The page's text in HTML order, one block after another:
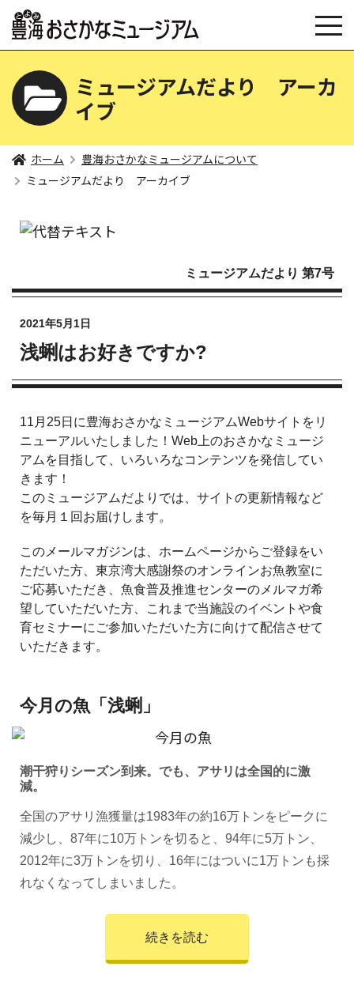
ミュージアムだより アーカ
イブ
ホーム
豊海おさかなミュージアムについて
ミュージアムだより アーカイブ
ミュージアムだより 第7号
2021年5月1日
浅蜊はお好きですか?
11月25日に豊海おさかなミュージアムWebサイトをリ
ニューアルいたしました！Web上のおさかなミュージ
アムを目指して、いろいろなコンテンツを発信してい
きます！
このミュージアムだよりでは、サイトの更新情報など
を毎月１回お届けします。
このメールマガジンは、ホームページからご登録をい
ただいた方、東京湾大感謝祭のオンラインお魚教室に
ご応募いただき、魚食普及推進センターのメルマガ希
望していただいた方、これまで当施設のイベントや食
育セミナーにご参加いただいた方に向けて配信させて
いただきます。
今月の魚「浅蜊」
潮干狩りシーズン到来。でも、アサリは全国的に激
減。
全国のアサリ漁獲量は1983年の約16万トンをピークに
減少し、87年に10万トンを切ると、94年に5万トン、
2012年に3万トンを切り、16年にはついに1万トンも採
れなくなってしまいました。
続きを読む